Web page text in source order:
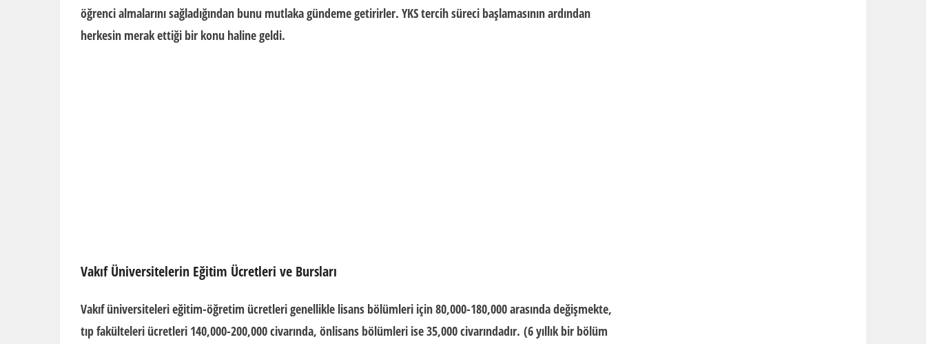
öğrenci almalarını sağladığından bunu mutlaka gündeme getirirler. YKS tercih süreci başlamasının ardından
herkesin merak ettiği bir konu haline geldi.
Vakıf Üniversitelerin Eğitim Ücretleri ve Bursları
Vakıf üniversitelerieğitim-öğretim ücretleri genellikle lisans bölümleri için 80,000-180,000 arasında değişmekte,
tıp fakülteleri ücretleri 140,000-200,000 civarında, önlisans bölümleri ise 35,000 civarındadır. (6 yıllık bir bölüm